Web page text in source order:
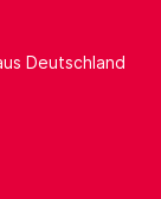
Deutschland